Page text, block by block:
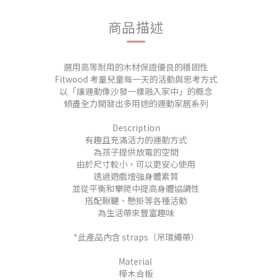
商品描述
選用高等耐用的木材保證優良的穩固性
Fitwood 考量兒童每一天的活動與思考方式
以「讓運動像沙發一樣融入家中」的概念
傾盡全力開發出多用途的運動家居系列
Description
有趣且充滿活力的運動方式
為孩子提供放電的空間
由於尺寸較小，可以更安心使用
透過遊戲增強身體素質
並從平衡和攀爬中提高身體協調性
搭配鞦韆、懸掛等各種活動
為生活帶來豐富趣味
*此產品內含 straps（吊環繩帶）
Material
樺木合板